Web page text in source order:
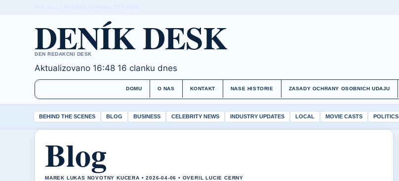
DENÍK DESK
DEN REDAKCNI DESK
Aktualizovano 16:48 16 clanku dnes
DOMU O NAS KONTAKT NASE HISTORIE ZASADY OCHRANY OSOBNICH UDAJU
BEHIND THE SCENES BLOG BUSINESS CELEBRITY NEWS INDUSTRY UPDATES LOCAL MOVIE CASTS POLITICS
Blog
MAREK LUKAS NOVOTNY KUCERA • 2026-04-06 • OVERIL LUCIE CERNY